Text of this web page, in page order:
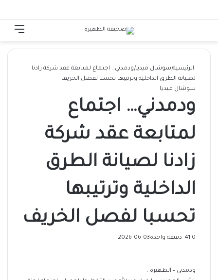
تسجيل الدخول
الرئيسية|سوشال ميديا|ودمدني… اجتماع لمتابعة عقد شركة زادنا
لصيانة الطرق الداخلية وترتيبها تحسبا لفصل الخريف
سوشال ميديا
ودمدني… اجتماع
لمتابعة عقد شركة
زادنا لصيانة الطرق
الداخلية وترتيبها
تحسبا لفصل الخريف
2026-06-03 0 دقيقة واحدة
ودمدني – الظهيرة :